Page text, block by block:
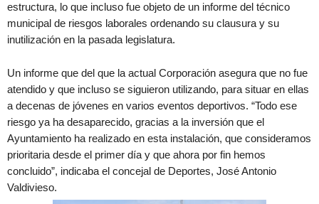
estructura, lo que incluso fue objeto de un informe del técnico
municipal de riesgos laborales ordenando su clausura y su
inutilización en la pasada legislatura.
Un informe que del que la actual Corporación asegura que no fue
atendido y que incluso se siguieron utilizando, para situar en ellas
a decenas de jóvenes en varios eventos deportivos. “Todo ese
riesgo ya ha desaparecido, gracias a la inversión que el
Ayuntamiento ha realizado en esta instalación, que consideramos
prioritaria desde el primer día y que ahora por fin hemos
concluido”, indicaba el concejal de Deportes, José Antonio
Valdivieso.